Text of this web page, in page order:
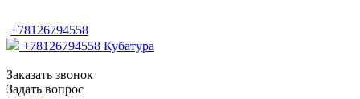
+78126794558
+78126794558 Кубатура
Заказать звонок
Задать вопрос